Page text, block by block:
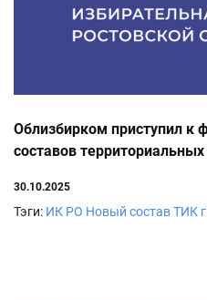
Облизбирком приступил к
составов
30.10.2025
Тэги: ИК РО Новый состав ТИК